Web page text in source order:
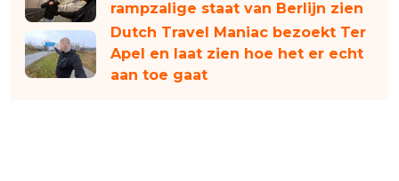
rampzalige staat van Berlijn zien
Dutch Travel Maniac bezoekt Ter
Apel en laat zien hoe het er echt
aan toe gaat